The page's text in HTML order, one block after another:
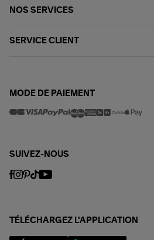
NOS SERVICES
SERVICE CLIENT
MODE DE PAIEMENT
SUIVEZ-NOUS
TÉLÉCHARGEZ L'APPLICATION